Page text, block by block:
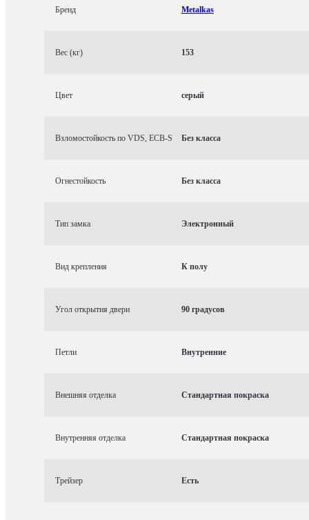
Бренд Metalkas
Вес (кг) 153
Цвет серый
Взломостойкость по VDS, ECB-S Без класса
Огнестойкость Без класса
Тип замка Электронный
Вид крепления К полу
Угол открытия двери 90 градусов
Петли Внутренние
Внешняя отделка Стандартная покраска
Внутренняя отделка Стандартная покраска
Трейзер Есть